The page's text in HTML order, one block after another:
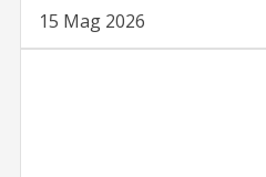
15 Mag 2026